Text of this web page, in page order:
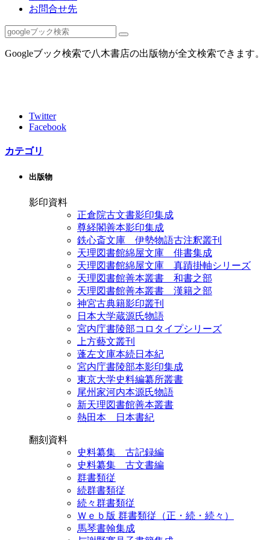
お問合せ先
Googleブック検索で八木書店の出版物が全文検索できます。
Twitter
Facebook
カテゴリ
出版物
影印資料
正倉院古文書影印集成
尊経閣善本影印集成
鉄心斎文庫 伊勢物語古注釈叢刊
天理図書館綿屋文庫 俳書集成
天理図書館綿屋文庫 真蹟掛軸シリーズ
天理図書館善本叢書 和書之部
天理図書館善本叢書 漢籍之部
神宮古典籍影印叢刊
日本大学蔵源氏物語
宮内庁書陵部コロタイプシリーズ
上方藝文叢刊
蓬左文庫本続日本紀
宮内庁書陵部本影印集成
東京大学史料編纂所叢書
尾州家河内本源氏物語
新天理図書館善本叢書
熱田本 日本書紀
翻刻資料
史料纂集 古記録編
史料纂集 古文書編
群書類従
続群書類従
続々群書類従
Ｗｅｂ版 群書類従（正・続・続々）
馬琴書翰集成